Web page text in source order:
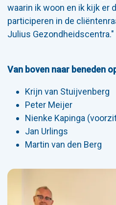
waarin ik woon en ik kijk er
participeren in de
Julius Gezondheidscentra."
Van boven naar beneden
Krijn van Stuijvenberg
Peter Meijer
Nienke Kapinga
Jan Urlings
Martin van den Berg